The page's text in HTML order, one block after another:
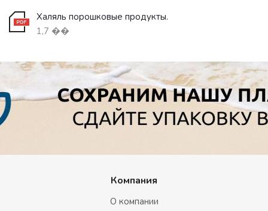
Халяль порошковые продукты.
1,7 ��
Компания
О компании